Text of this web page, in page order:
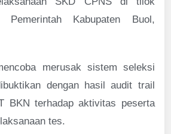
Pemerintah Kabupaten Buol,
merusak sistem seleksi
dengan hasil audit trail
BKN terhadap aktivitas peserta
tes.